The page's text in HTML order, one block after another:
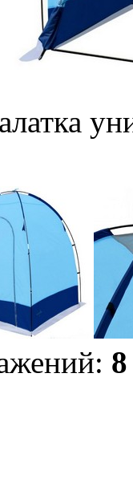
8